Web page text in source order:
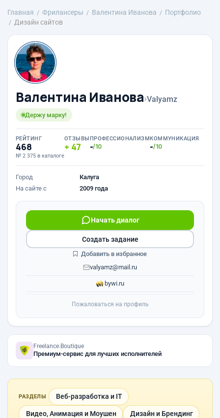
Главная Фрилансеры Валентина Иванова
Портфолио
Дизайн сайтов
Валентина Иванова›Valyamz
Держу марку!
РЕЙТИНГ
468
№ 2 375 в каталоге
ОТЗЫВЫ
47
ПРОФЕССИОНАЛИЗМ
-/10
КОММУНИКАЦИЯ
-/10
Город
Калуга
На сайте с
2009 года
Начать диалог
valyamz@mail.ru
bywi.ru
Создать задание
Добавить в избранное
Пожаловаться на профиль
Freelance.Boutique
Премиум-сервис для лучших исполнителей
РАЗДЕЛЫ Веб-разработка и IT
Видео, Анимация и Моушен Дизайн и Брендинг